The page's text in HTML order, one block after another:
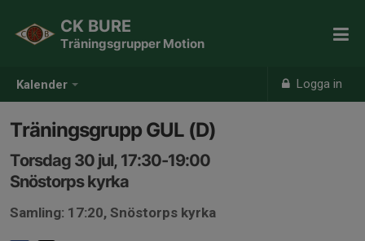
Kalender Logga in
CK BURE
Träningsgrupper Motion
Träningsgrupp GUL (D)
Torsdag 30 jul, 17:30-19:00
Snöstorps kyrka
Samling: 17:20, Snöstorps kyrka